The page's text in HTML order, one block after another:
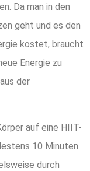
Da man in den
geht und es den
kostet, braucht
Energie zu
der
auf eine HIIT-
10 Minuten
durch